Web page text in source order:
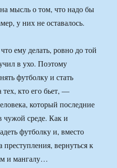
мысль о том, что надо бы
у них не оставалось.
ему делать, ровно до той
в ухо. Поэтому
футболку и стать
кто его бьет, —
который последние
чужой среде. Как и
футболку и, вместо
преступления, вернуться к
и мангалу…